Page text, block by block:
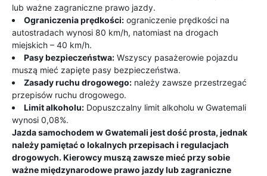
lub ważne zagraniczne prawo jazdy.
Ograniczenia prędkości: ograniczenie prędkości na
autostradach wynosi 80 km/h, natomiast na drogach
miejskich – 40 km/h.
Pasy bezpieczeństwa: Wszyscy pasażerowie pojazdu
muszą mieć zapięte pasy bezpieczeństwa.
Zasady ruchu drogowego: należy zawsze przestrzegać
przepisów ruchu drogowego.
Limit alkoholu: Dopuszczalny limit alkoholu w Gwatemali
wynosi 0,08%.
Jazda samochodem w Gwatemali jest dość prosta, jednak
należy pamiętać o lokalnych przepisach i regulacjach
drogowych. Kierowcy muszą zawsze mieć przy sobie
ważne międzynarodowe prawo jazdy lub zagraniczne